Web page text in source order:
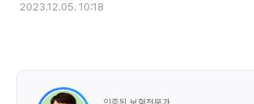
2023.12.05. 10:18